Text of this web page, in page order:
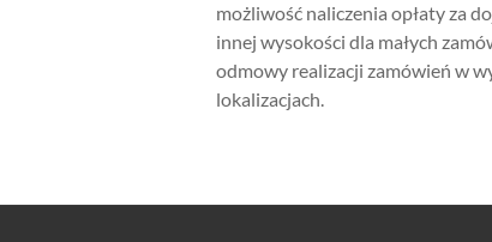
możliwość naliczenia opłaty za
innej wysokości dla małych
odmowy realizacji zamówień w
lokalizacjach.